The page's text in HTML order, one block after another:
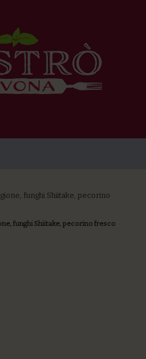
funghi Shiitake, pecorino
funghi Shiitake, pecorino fresco